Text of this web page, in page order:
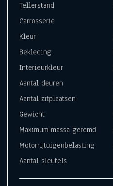
Tellerstand
Carrosserie
Kleur
Bekleding
Interieurkleur
Aantal deuren
Aantal zitplaatsen
Gewicht
Maximum massa geremd
Motorrijtuigenbelasting
Aantal sleutels